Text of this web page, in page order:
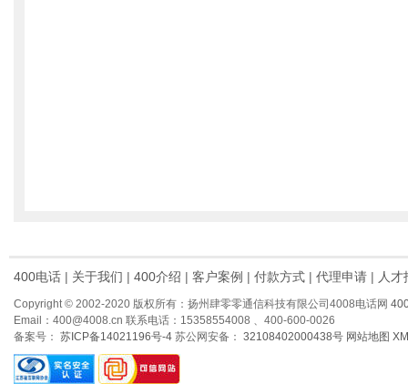
400电话 | 关于我们 | 400介绍 | 客户案例 | 付款方式 | 代理申请 | 人才
Copyright © 2002-2020 版权所有：扬州肆零零通信科技有限公司4008电话网
Email：400@4008.cn 联系电话：15358554008 、400-600-0026
备案号： 苏ICP备14021196号-4 苏公网安备： 32108402000438号 网站地图